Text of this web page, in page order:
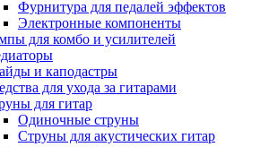
Фурнитура для педалей эффектов
Электронные компоненты
для комбо и усилителей
и каподастры
для ухода за гитарами
для гитар
Одиночные струны
Струны для акустических гитар